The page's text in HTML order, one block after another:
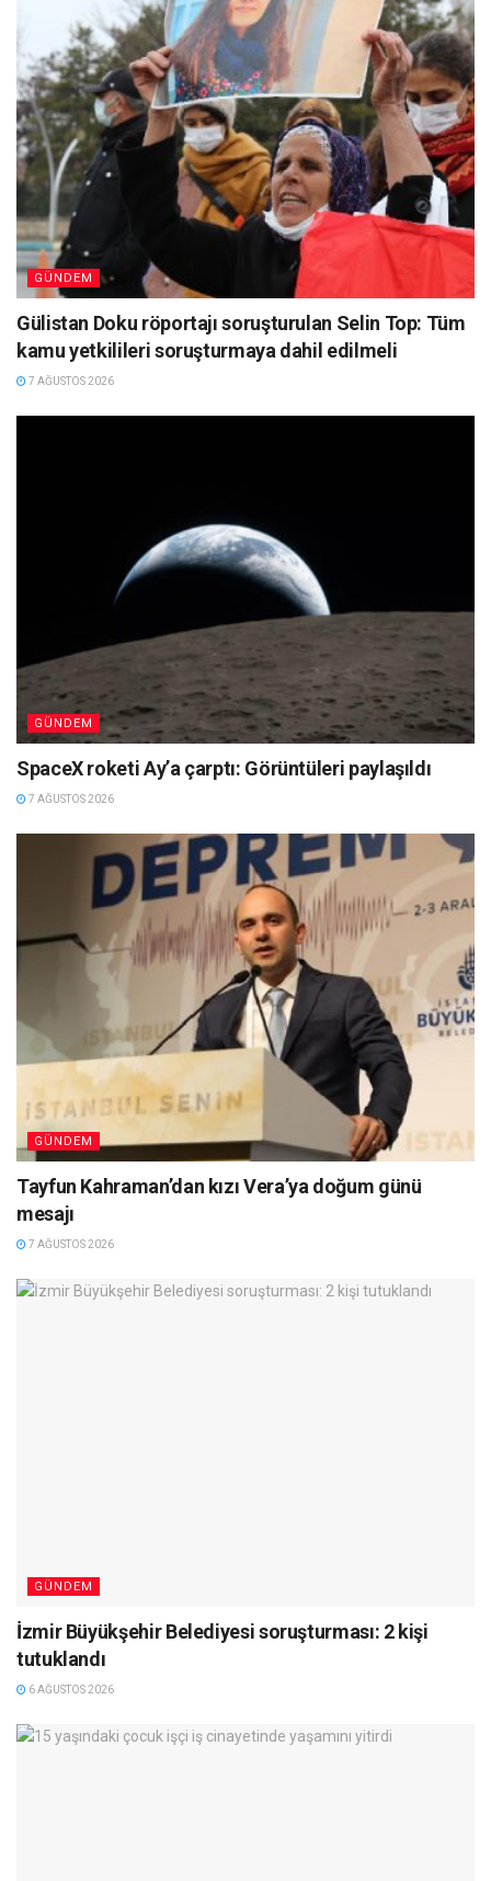
GÜNDEM
Gülistan Doku röportajı soruşturulan Selin Top: Tüm
kamu yetkilileri soruşturmaya dahil edilmeli
7 AĞUSTOS 2026
GÜNDEM
SpaceX roketi Ay’a çarptı: Görüntüleri paylaşıldı
7 AĞUSTOS 2026
GÜNDEM
Tayfun Kahraman’dan kızı Vera’ya doğum günü
mesajı
7 AĞUSTOS 2026
GÜNDEM
İzmir Büyükşehir Belediyesi soruşturması: 2 kişi
tutuklandı
6 AĞUSTOS 2026